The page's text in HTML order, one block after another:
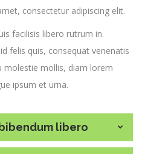
consectetur adipiscing elit.
facilisis libero rutrum in.
felis quis, consequat venenatis
molestie mollis, diam lorem
ipsum et urna.
libero